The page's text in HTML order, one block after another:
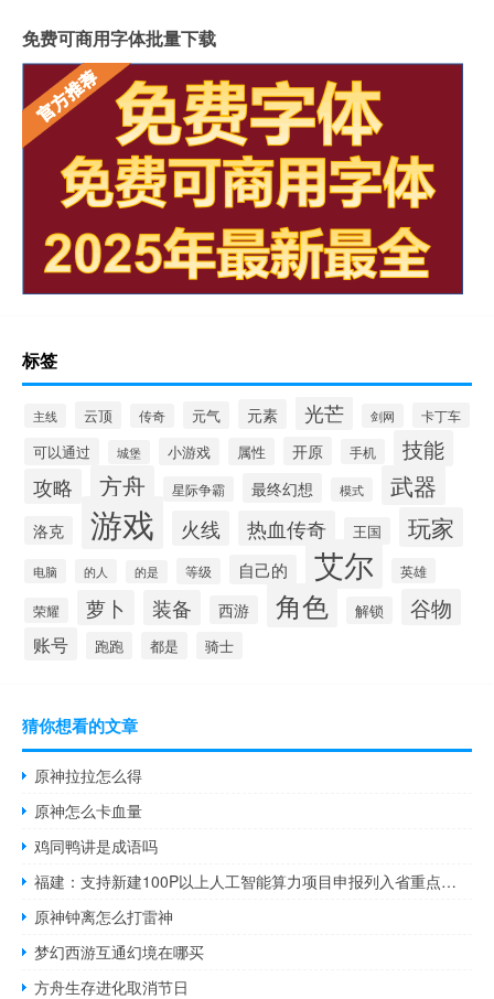
免费可商用字体批量下载
标签
主线 云顶 传奇 元气 元素 光芒 剑网 卡丁车
可以通过 城堡 小游戏 属性 开原 手机 技能
攻略 方舟 星际争霸 最终幻想 模式 武器
洛克 游戏 火线 热血传奇 王国 玩家
电脑 的人 的是 等级 自己的 艾尔 英雄
荣耀 萝卜 装备 西游 角色 解锁 谷物
账号 跑跑 都是 骑士
猜你想看的文章
原神拉拉怎么得
原神怎么卡血量
鸡同鸭讲是成语吗
福建：支持新建100P以上人工智能算力项目申报列入省重点技改项目库 按规定享受最长3年、年化2%贴息补助
原神钟离怎么打雷神
梦幻西游互通幻境在哪买
方舟生存进化取消节日